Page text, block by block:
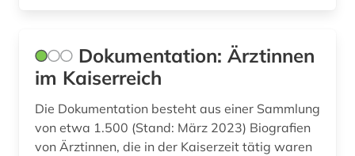
deportation (2)
designer (2)
designerin (1)
designfirmen (1)
Dokumentation: Ärztinnen
im Kaiserreich
Die Dokumentation besteht aus einer Sammlung
von etwa 1.500 (Stand: März 2023) Biografien
von Ärztinnen, die in der Kaiserzeit tätig waren